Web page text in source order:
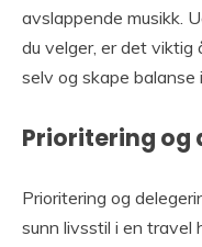
avslappende musikk.
du velger, er det viktig
selv og skape balanse
Prioritering og
Prioritering og
sunn livsstil i en travel